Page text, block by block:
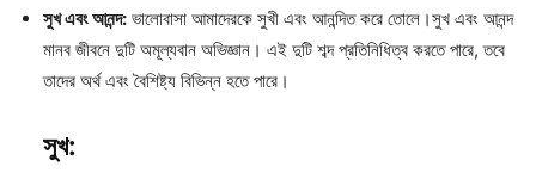
সুখ এবং আনন্দ: ভালোবাসা আমাদেরকে সুখী এবং আনন্দিত করে তোলে।সুখ এবং আনন্দ
মানব জীবনে দুটি অমূল্যবান অভিজ্ঞান। এই দুটি শব্দ প্রতিনিধিত্ব করতে পারে, তবে
তাদের অর্থ এবং বৈশিষ্ট্য বিভিন্ন হতে পারে।
সুখ: